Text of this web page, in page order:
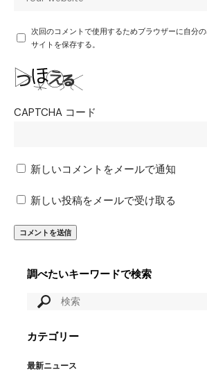
次回のコメントで使用するためブラウザーに自分の
サイトを保存する。
CAPTCHA コード
新しいコメントをメールで通知
新しい投稿をメールで受け取る
調べたいキーワードで検索
カテゴリー
最新ニュース